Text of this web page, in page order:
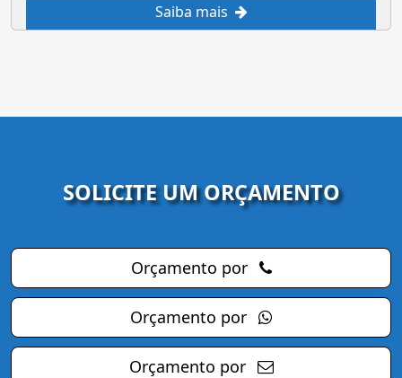
Saiba mais
SOLICITE UM ORÇAMENTO
Orçamento por
Orçamento por
Orçamento por